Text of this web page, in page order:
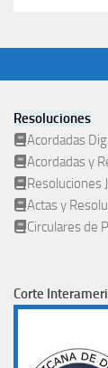
Resoluciones
Acordadas
Acordadas y
Resoluciones
Actas y
Circulares de
Corte